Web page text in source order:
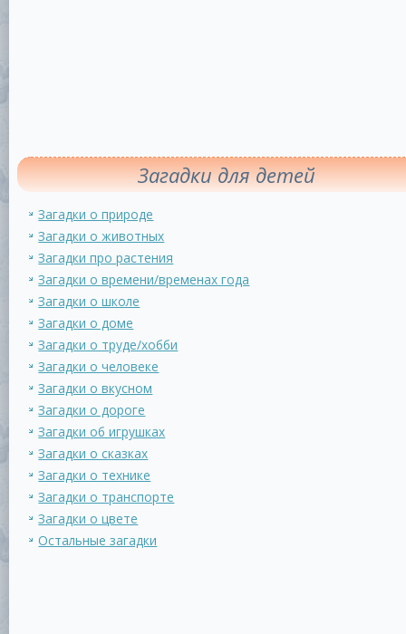
Загадки для детей
Загадки о природе
Загадки о животных
Загадки про растения
Загадки о времени/временах года
Загадки о школе
Загадки о доме
Загадки о труде/хобби
Загадки о человеке
Загадки о вкусном
Загадки о дороге
Загадки об игрушках
Загадки о сказках
Загадки о технике
Загадки о транспорте
Загадки о цвете
Остальные загадки